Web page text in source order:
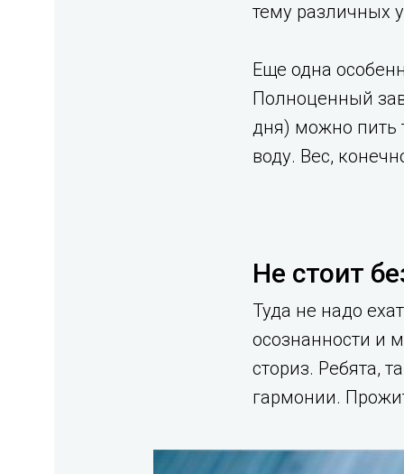
тему различных
Еще одна
Полноценный
дня) можно пить
воду. Вес,
Не стоит
Туда не надо
осознанности и
сториз. Ребята,
гармонии.